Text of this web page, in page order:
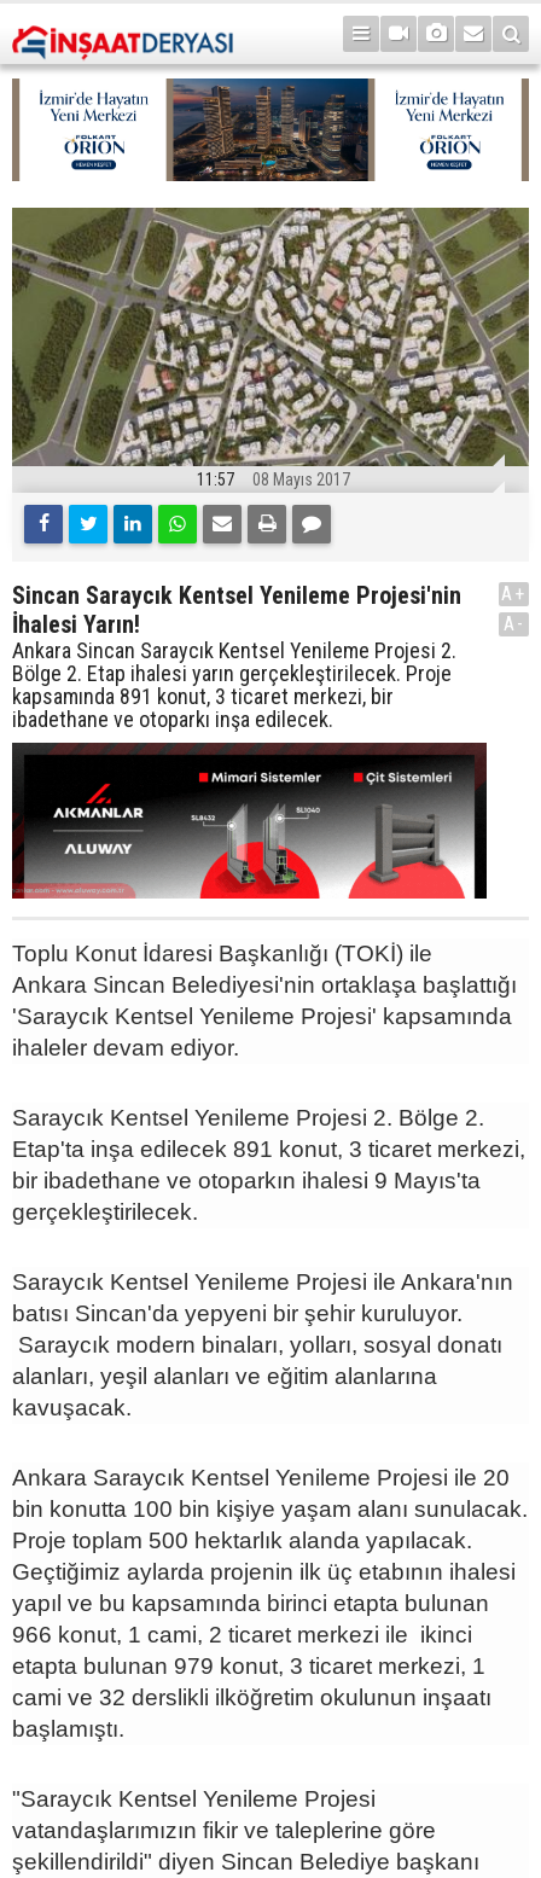
11:57 08 Mayıs 2017
Sincan Saraycık Kentsel Yenileme Projesi'nin
İhalesi Yarın!
Ankara Sincan Saraycık Kentsel Yenileme Projesi 2.
Bölge 2. Etap ihalesi yarın gerçekleştirilecek. Proje
kapsamında 891 konut, 3 ticaret merkezi, bir
ibadethane ve otoparkı inşa edilecek.
A+
A-
Toplu Konut İdaresi Başkanlığı (TOKİ) ile
Ankara Sincan Belediyesi'nin ortaklaşa başlattığı
'Saraycık Kentsel Yenileme Projesi' kapsamında
ihaleler devam ediyor.
Saraycık Kentsel Yenileme Projesi 2. Bölge 2.
Etap'ta inşa edilecek 891 konut, 3 ticaret merkezi,
bir ibadethane ve otoparkın ihalesi 9 Mayıs'ta
gerçekleştirilecek.
Saraycık Kentsel Yenileme Projesi ile Ankara'nın
batısı Sincan'da yepyeni bir şehir kuruluyor.
Saraycık modern binaları, yolları, sosyal donatı
alanları, yeşil alanları ve eğitim alanlarına
kavuşacak.
Ankara Saraycık Kentsel Yenileme Projesi ile 20
bin konutta 100 bin kişiye yaşam alanı sunulacak.
Proje toplam 500 hektarlık alanda yapılacak.
Geçtiğimiz aylarda projenin ilk üç etabının ihalesi
yapıl ve bu kapsamında birinci etapta bulunan
966 konut, 1 cami, 2 ticaret merkezi ile ikinci
etapta bulunan 979 konut, 3 ticaret merkezi, 1
cami ve 32 derslikli ilköğretim okulunun inşaatı
başlamıştı.
"Saraycık Kentsel Yenileme Projesi
vatandaşlarımızın fikir ve taleplerine göre
şekillendirildi" diyen Sincan Belediye başkanı